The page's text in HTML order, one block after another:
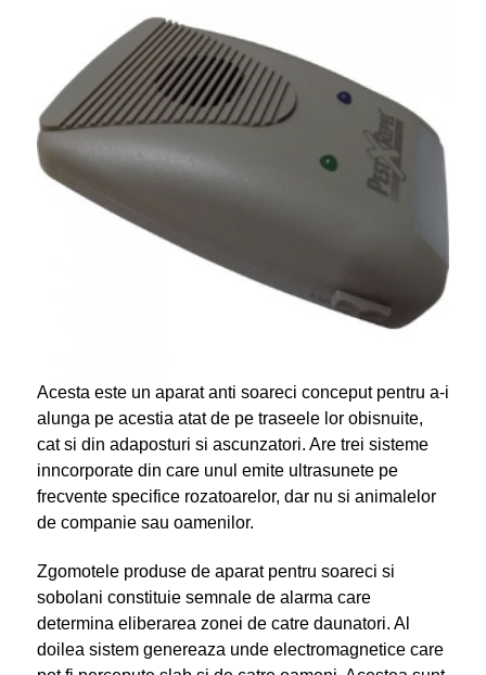
Acesta este un aparat anti soareci conceput pentru a-i
alunga pe acestia atat de pe traseele lor obisnuite,
cat si din adaposturi si ascunzatori. Are trei sisteme
inncorporate din care unul emite ultrasunete pe
frecvente specifice rozatoarelor, dar nu si animalelor
de companie sau oamenilor.
Zgomotele produse de aparat pentru soareci si
sobolani constituie semnale de alarma care
determina eliberarea zonei de catre daunatori. Al
doilea sistem genereaza unde electromagnetice care